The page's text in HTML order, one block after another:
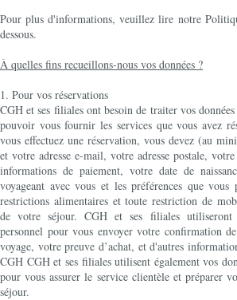
Pour plus d'informations, veuillez lire notre
dessous.
À quelles fins recueillons-nous vos données ?
1. Pour vos réservations
CGH et ses filiales ont besoin de traiter vos
pouvoir vous fournir les services que vous avez
vous effectuez une réservation, vous devez (au
et votre adresse e-mail, votre adresse postale,
informations de paiement, votre date de
voyageant avec vous et les préférences que
restrictions alimentaires et toute restriction de
de votre séjour. CGH et ses filiales utiliseront
personnel pour vous envoyer votre confirmation
voyage, votre preuve d’achat, et d'autres
CGH CGH et ses filiales utilisent également vos
pour vous assurer le service clientèle et préparer
séjour.